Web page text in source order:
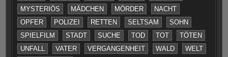
MYSTERIÖS
MÄDCHEN MÖRDER
NACHT
OPFER
POLIZEI RETTEN SELTSAM
SOHN
SPIELFILM
STADT SUCHE TOD TOT
TÖTEN
UNFALL
VATER VERGANGENHEIT WALD
WELT